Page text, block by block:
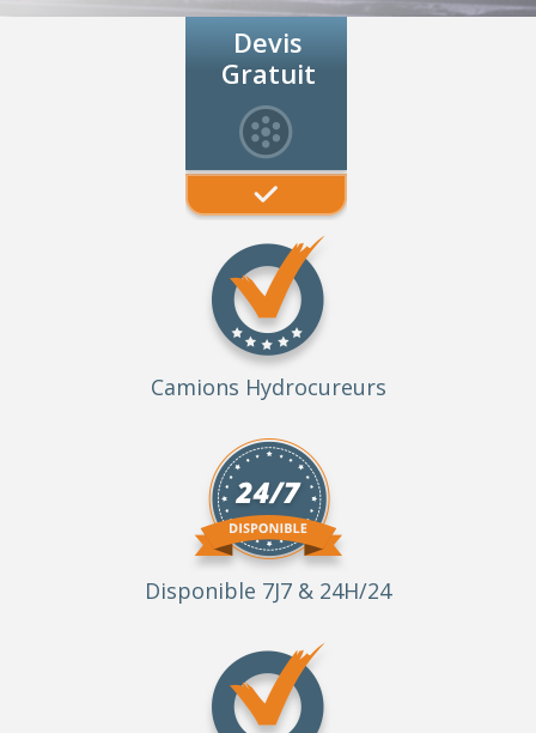
Devis
Gratuit
Camions Hydrocureurs
Disponible 7J7 & 24H/24